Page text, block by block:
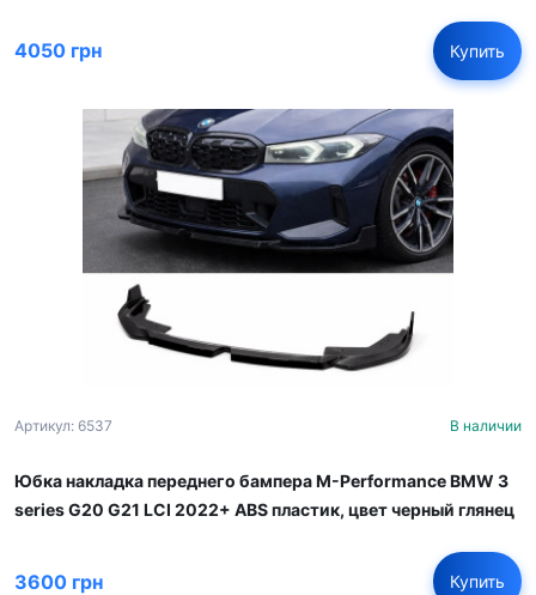
4050 грн Купить
Артикул: 6537 В наличии
Юбка накладка переднего бампера M-Performance BMW 3
series G20 G21 LCI 2022+ ABS пластик, цвет черный глянец
3600 грн Купить